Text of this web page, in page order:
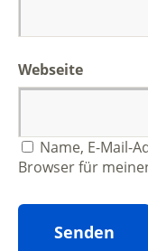
Webseite
Name, E-Mail-
Browser für